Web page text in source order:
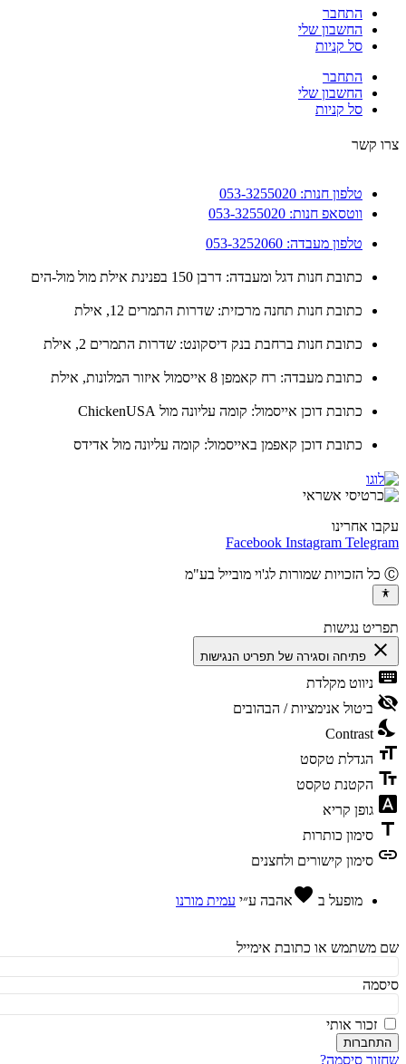
התחבר
החשבון שלי
סל קניות
התחבר
החשבון שלי
סל קניות
קשר
טלפון חנות: 053-3255020
ווטסאפ חנות: 053-3255020
טלפון מעבדה: 053-3252060
כתובת חנות דגל ומעבדה: דרבן 150 בפנינת אילת מול מול-הים
כתובת חנות תחנה מרכזית: שדרות התמרים 12, אילת
כתובת חנות ברחבת בנק דיסקונט: שדרות התמרים 2, אילת
כתובת מעבדה: רח קאמפן 8 אייסמול איזור המלונות, אילת
כתובת דוכן אייסמול: קומה עליונה מול ChickenUSA
כתובת דוכן קאפמן באייסמול: קומה עליונה מול אדידס
אחרינו
Facebook Instagram
נגישות
פתיחה וסגירה של תפריט הנגישות
ניווט מקלדת
ביטול אנימציות / הבהובים
Contrast
הגדלת טקסט
הקטנת טקסט
גופן קריא
סימון כותרות
סימון קישורים ולחצנים
מופעל בfavorite אהבהע״י עמית מורנו
או כתובת אימייל
זכור אותי
סיסמה?